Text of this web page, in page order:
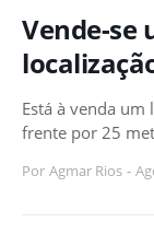
Vende-se
Está à venda
frente por 25
Por Agmar Rios -